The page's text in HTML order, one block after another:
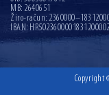
MB: 2640651
Žiro-račun:
IBAN: HR5023600001831200002
Copyright